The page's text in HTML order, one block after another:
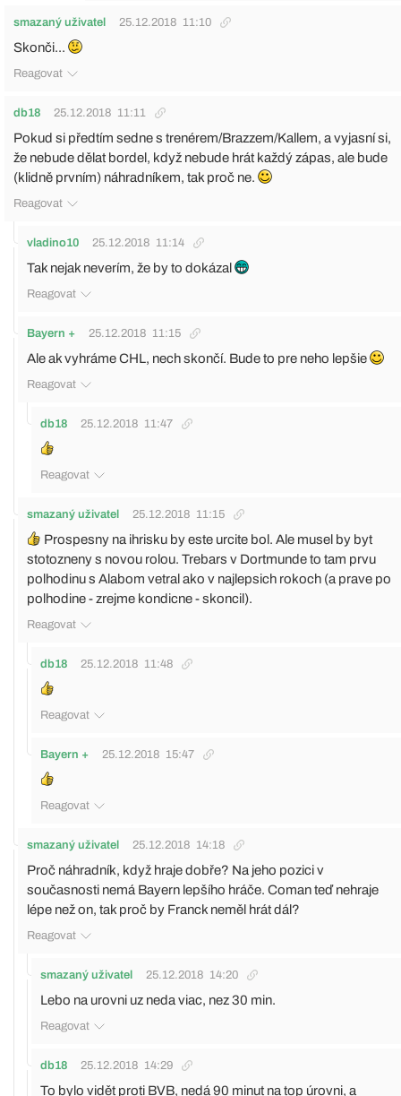
smazaný uživatel 25.12.2018 11:10
Skonči...
Reagovat
db18 25.12.2018 11:11
Pokud si předtím sedne s trenérem/Brazzem/Kallem, a vyjasní si,
že nebude dělat bordel, když nebude hrát každý zápas, ale bude
(klidně prvním) náhradníkem, tak proč ne.
Reagovat
vladino10 25.12.2018 11:14
Tak nejak neverím, že by to dokázal
Reagovat
Bayern + 25.12.2018 11:15
Ale ak vyhráme CHL, nech skončí. Bude to pre neho lepšie
Reagovat
db18 25.12.2018 11:47
Reagovat
smazaný uživatel 25.12.2018 11:15
Prospesny na ihrisku by este urcite bol. Ale musel by byt
stotozneny s novou rolou. Trebars v Dortmunde to tam prvu
polhodinu s Alabom vetral ako v najlepsich rokoch (a prave po
polhodine - zrejme kondicne - skoncil).
Reagovat
db18 25.12.2018 11:48
Reagovat
Bayern + 25.12.2018 15:47
Reagovat
smazaný uživatel 25.12.2018 14:18
Proč náhradník, když hraje dobře? Na jeho pozici v
současnosti nemá Bayern lepšího hráče. Coman teď nehraje
lépe než on, tak proč by Franck neměl hrát dál?
Reagovat
smazaný uživatel 25.12.2018 14:20
Lebo na urovni uz neda viac, nez 30 min.
Reagovat
db18 25.12.2018 14:29
To bylo vidět proti BVB, nedá 90 minut na top úrovni, a